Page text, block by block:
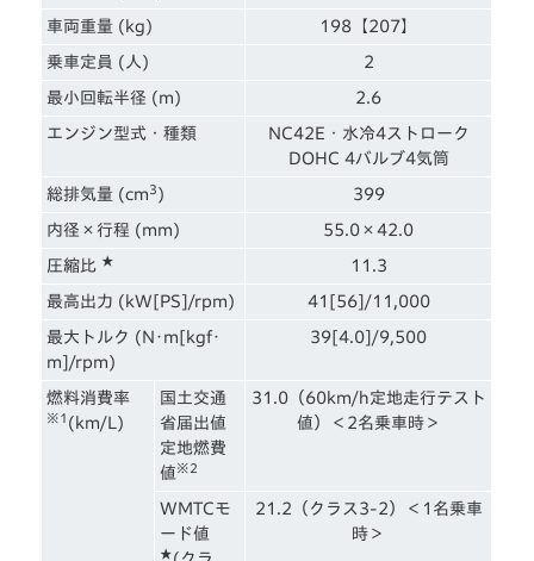
車両重量 (kg) 198【207】
乗車定員 (人) 2
最小回転半径 (m) 2.6
エンジン型式・種類
NC42E・水冷4ストローク
DOHC 4バルブ4気筒
総排気量 (cm 3 ) 399
内径×行程 (mm) 55.0×42.0
圧縮比 ★ 11.3
最高出力 (kW[PS]/rpm) 41[56]/11,000
最大トルク (N･m[kgf･
m]/rpm)
39[4.0]/9,500
燃料消費率
※1 (km/L)
国土交通
省届出値
定地燃費
値 ※2
31.0（60km/h定地走行テスト
値）＜2名乗車時＞
WMTCモ
ード値
★
21.2（クラス3-2）＜1名乗車
時＞